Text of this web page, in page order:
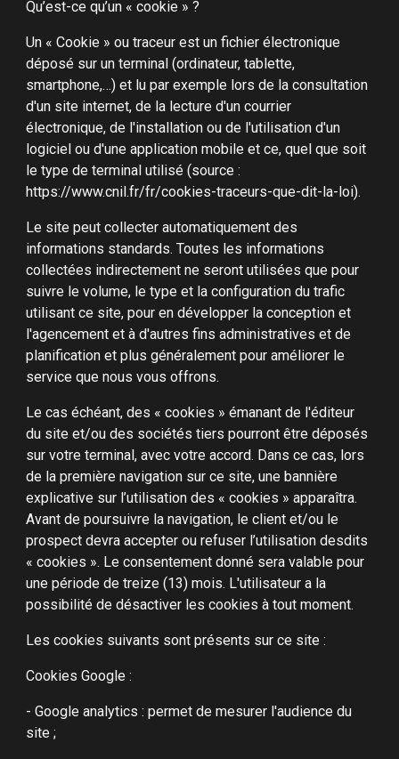
Qu’est-ce qu’un « cookie » ?
Un « Cookie » ou traceur est un fichier électronique
déposé sur un terminal (ordinateur, tablette,
smartphone,…) et lu par exemple lors de la consultation
d'un site internet, de la lecture d'un courrier
électronique, de l'installation ou de l'utilisation d'un
logiciel ou d'une application mobile et ce, quel que soit
le type de terminal utilisé (source :
https://www.cnil.fr/fr/cookies-traceurs-que-dit-la-loi).
Le site peut collecter automatiquement des
informations standards. Toutes les informations
collectées indirectement ne seront utilisées que pour
suivre le volume, le type et la configuration du trafic
utilisant ce site, pour en développer la conception et
l'agencement et à d'autres fins administratives et de
planification et plus généralement pour améliorer le
service que nous vous offrons.
Le cas échéant, des « cookies » émanant de l'éditeur
du site et/ou des sociétés tiers pourront être déposés
sur votre terminal, avec votre accord. Dans ce cas, lors
de la première navigation sur ce site, une bannière
explicative sur l’utilisation des « cookies » apparaîtra.
Avant de poursuivre la navigation, le client et/ou le
prospect devra accepter ou refuser l’utilisation desdits
« cookies ». Le consentement donné sera valable pour
une période de treize (13) mois. L'utilisateur a la
possibilité de désactiver les cookies à tout moment.
Les cookies suivants sont présents sur ce site :
Cookies Google :
- Google analytics : permet de mesurer l'audience du
site ;